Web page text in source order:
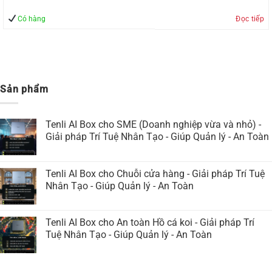
Có hàng Đọc tiếp
Sản phẩm
Tenli AI Box cho SME (Doanh nghiệp vừa và nhỏ) -
Giải pháp Trí Tuệ Nhân Tạo - Giúp Quản lý - An Toàn
Tenli AI Box cho Chuỗi cửa hàng - Giải pháp Trí Tuệ
Nhân Tạo - Giúp Quản lý - An Toàn
Tenli AI Box cho An toàn Hồ cá koi - Giải pháp Trí
Tuệ Nhân Tạo - Giúp Quản lý - An Toàn